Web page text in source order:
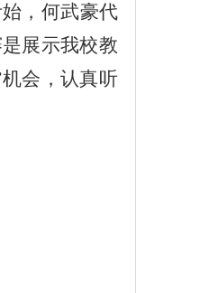
， 何武豪代
展示我校教
机会，认真听